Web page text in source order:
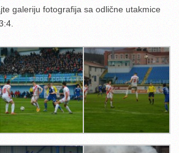
galeriju fotografija sa odlične utakmice